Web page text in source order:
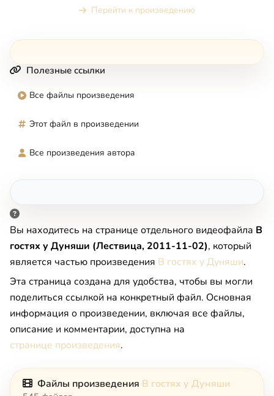
Перейти к произведению
Полезные ссылки
Все файлы произведения
Этот файл в произведении
Все произведения автора
Вы находитесь на странице отдельного видеофайла В
гостях у Дуняши (Лествица, 2011-11-02), который
является частью произведения В гостях у Дуняши.
Эта страница создана для удобства, чтобы вы могли
поделиться ссылкой на конкретный файл. Основная
информация о произведении, включая все файлы,
описание и комментарии, доступна на
странице произведения.
Файлы произведения В гостях у Дуняши